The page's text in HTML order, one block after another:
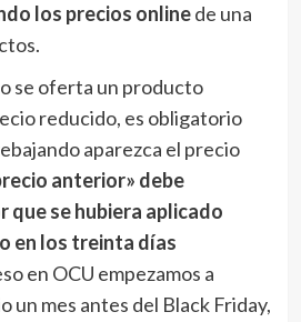
los precios onlinede una
se oferta un producto
reducido, es obligatorio
aparezca el precio
anterior» debe
que se hubiera aplicado
en los treinta días
en OCU empezamos a
un mes antes del Black Friday,